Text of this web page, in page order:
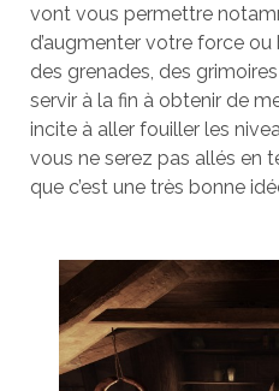
vont vous permettre
d’augmenter votre force ou
des grenades, des
servir à la fin à obtenir de
incite à aller fouiller les
vous ne serez pas allés en
que c’est une très bonne